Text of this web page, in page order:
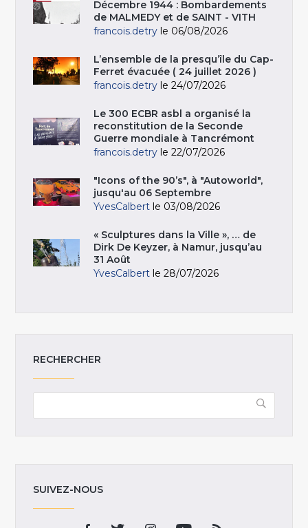
Décembre 1944 : Bombardements
de MALMEDY et de SAINT - VITH
francois.detry le 06/08/2026
L’ensemble de la presqu’île du Cap-
Ferret évacuée ( 24 juillet 2026 )
francois.detry le 24/07/2026
Le 300 ECBR asbl a organisé la
reconstitution de la Seconde
Guerre mondiale à Tancrémont
francois.detry le 22/07/2026
"Icons of the 90’s", à "Autoworld",
jusqu'au 06 Septembre
YvesCalbert le 03/08/2026
« Sculptures dans la Ville », … de
Dirk De Keyzer, à Namur, jusqu’au
31 Août
YvesCalbert le 28/07/2026
RECHERCHER
SUIVEZ-NOUS